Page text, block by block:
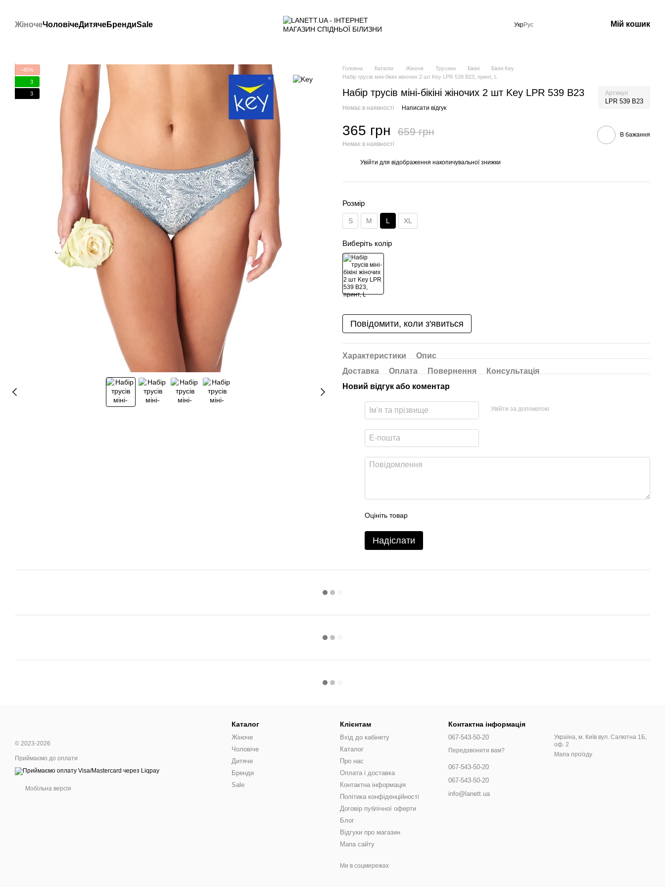
ЖіночеЧоловічеДитячеБрендиSale УкрРус Мій кошик
−45%
3
3
Головна Каталог Жіноче Трусики Бікіні
Бікіні Key
Набір трусів міні-бікіні жіночих 2 шт Key LPR 539 B23, принт, L
Набір трусів міні-бікіні жіночих 2 шт Key LPR 539 B23 Артикул
LPR 539 B23
Немає в наявності Написати відгук
365 грн 659 грн
Немає в наявності
В бажання
Увійти для відображення накопичувальної знижки
Розмір
S M L XL
Виберіть колір
Повідомити, коли з'явиться
Характеристики
Опис
Доставка
Оплата Повернення
Консультація
Новий відгук або коментар
Увійти за допомогою
Оцініть товар
Надіслати
© 2023-2026
Приймаємо до оплати
Мобільна версія
Каталог
Жіноче
Чоловіче
Дитяче
Бренди
Sale
Клієнтам
Вхід до кабінету
Каталог
Про нас
Оплата і доставка
Контактна інформація
Політика конфіденційності
Договір публічної оферти
Блог
Відгуки про магазин
Мапа сайту
Ми в соцмережах
Контактна інформація
067-543-50-20
Передзвонити вам?
067-543-50-20
067-543-50-20
info@lanett.ua
Україна, м. Київ вул. Салютна 1Б,
оф. 2
Мапа проїзду